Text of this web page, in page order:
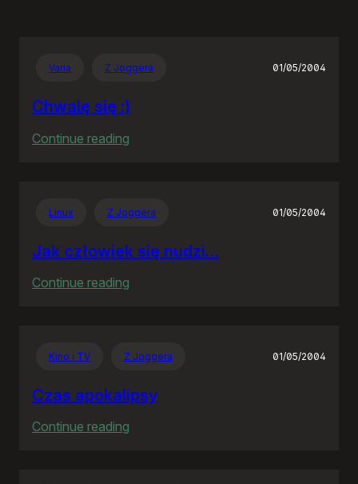
Varia Z Joggera 01/05/2004
Chwalę się :)
Continue reading
Linux Z Joggera 01/05/2004
Jak człowiek się nudzi…
Continue reading
nudzi…
Kino i TV Z Joggera 01/05/2004
Czas apokalipsy
Continue reading